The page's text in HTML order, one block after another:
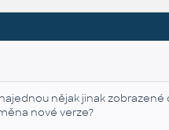
nějak jinak zobrazené
nové verze?